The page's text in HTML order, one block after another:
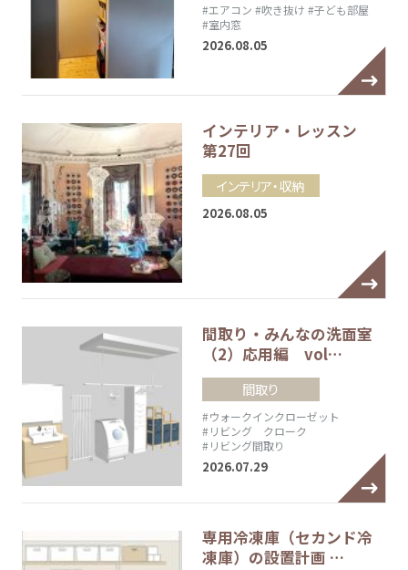
#エアコン #吹き抜け #子ども部屋
#室内窓
2026.08.05
インテリア・レッスン
第27回
インテリア・収納
2026.08.05
間取り・みんなの洗面室
（2）応用編 vol…
間取り
#ウォークインクローゼット
#リビング クローク
#リビング間取り
2026.07.29
専用冷凍庫（セカンド冷
凍庫）の設置計画 …